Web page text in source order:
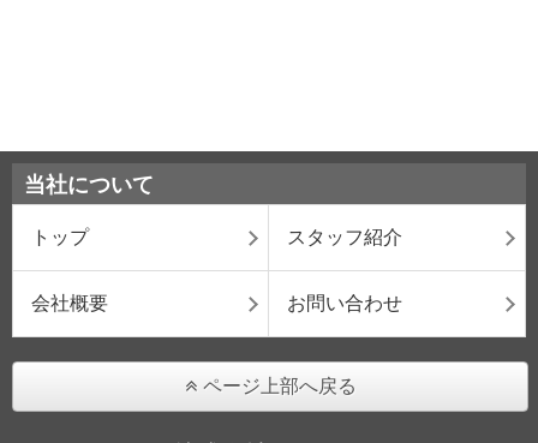
当社について
トップ スタッフ紹介
会社概要 お問い合わせ
ページ上部へ戻る